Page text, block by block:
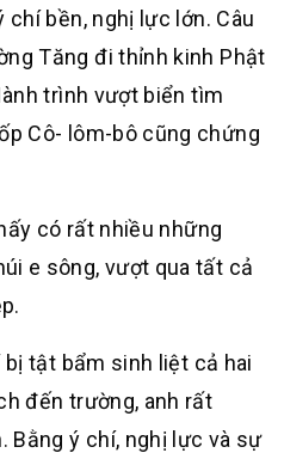
bền, nghị lực lớn. Câu
Tăng đi thỉnh kinh Phật
trình vượt biển tìm
Cô- lôm-bô cũng chứng
có rất nhiều những
e sông, vượt qua tất cả
tật bẩm sinh liệt cả hai
đến trường, anh rất
Bằng ý chí, nghị lực và sự